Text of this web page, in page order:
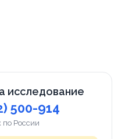
исследование
500-914
по России